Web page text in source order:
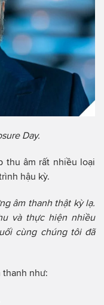
Day.
thu âm rất nhiều loại
hậu kỳ.
âm thanh thật kỳ lạ.
và thực hiện nhiều
cùng chúng tôi đã
thanh như: